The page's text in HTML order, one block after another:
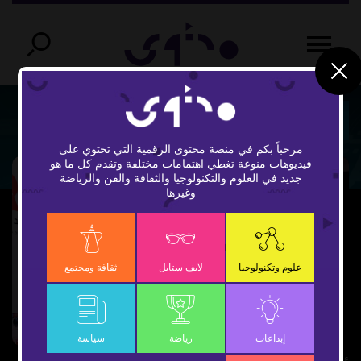
تكنولوجيا الأمل
Play
مرحباً بكم في منصة محتوى الرقمية التي تحتوي على
فيديوهات منوعة تغطي اهتمامات مختلفة وتقدم كل ما هو
جديد في العلوم والتكنولوجيا والثقافة والفن والرياضة
وغيرها
علوم وتكنولوجيا لايف ستايل ثقافة ومجتمع
إبداعات رياضة سياسة